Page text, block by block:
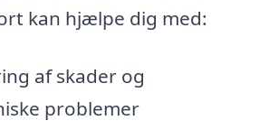
kan hjælpe dig med:
af skader og
problemer